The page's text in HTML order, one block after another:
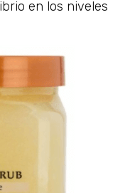
en los niveles